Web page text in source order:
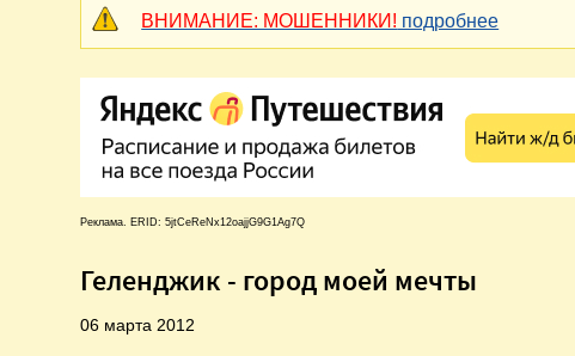
ВНИМАНИЕ: МОШЕННИКИ! подробнее
Реклама. ERID: 5jtCeReNx12oajjG9G1Ag7Q
Геленджик - город моей мечты
06 марта 2012